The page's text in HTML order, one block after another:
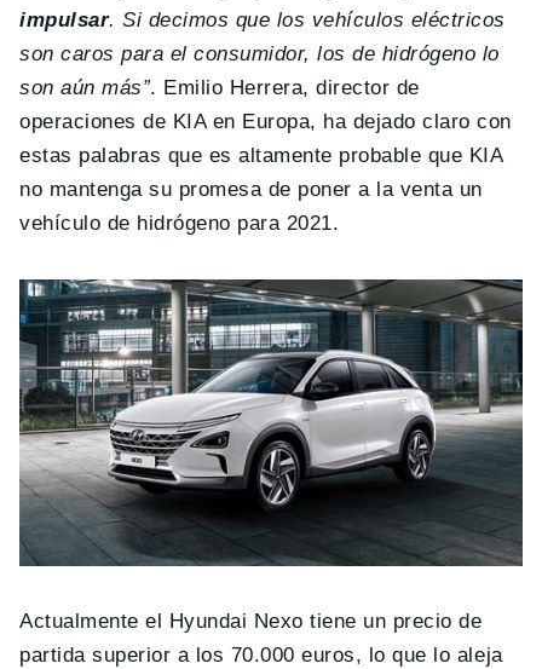
impulsar. Si decimos que los vehículos eléctricos
son caros para el consumidor, los de hidrógeno lo
son aún más”. Emilio Herrera, director de
operaciones de KIA en Europa, ha dejado claro con
estas palabras que es altamente probable que KIA
no mantenga su promesa de poner a la venta un
vehículo de hidrógeno para 2021.
Actualmente el Hyundai Nexo tiene un precio de
partida superior a los 70.000 euros, lo que lo aleja